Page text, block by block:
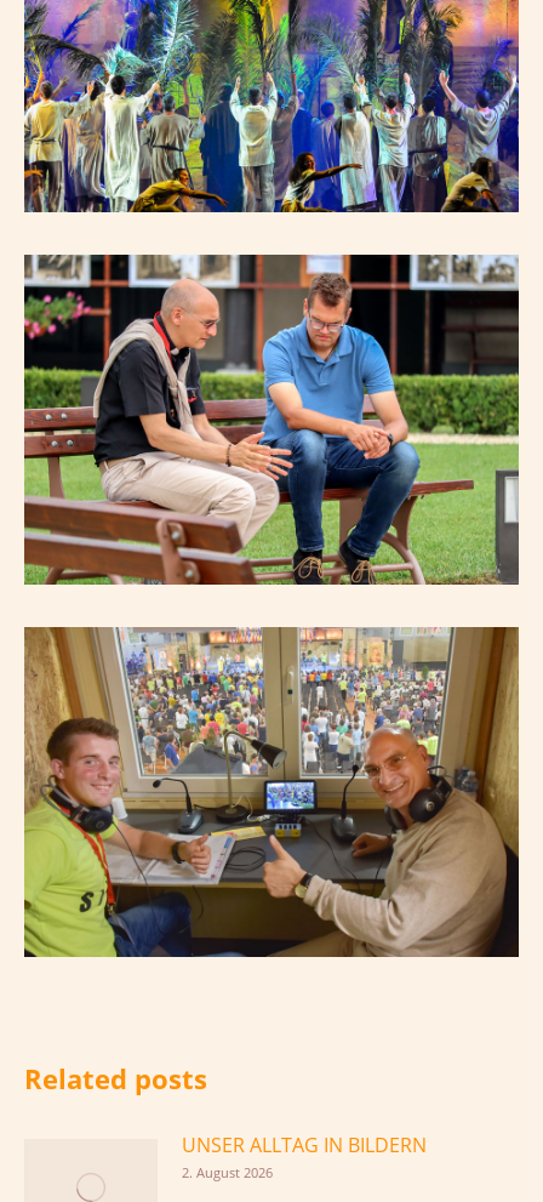
Related posts
UNSER ALLTAG IN BILDERN
2. August 2026